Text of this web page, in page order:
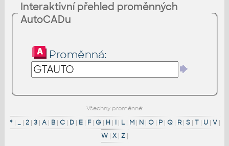
Interaktivní přehled proměnných
AutoCADu
Proměnná:
Všechny proměnné:
*| _| 2| 3| A| B| C| D| E| F| G| H| I| L| M| N| O| P| Q| R| S| T| U| V|
W | X | Z |